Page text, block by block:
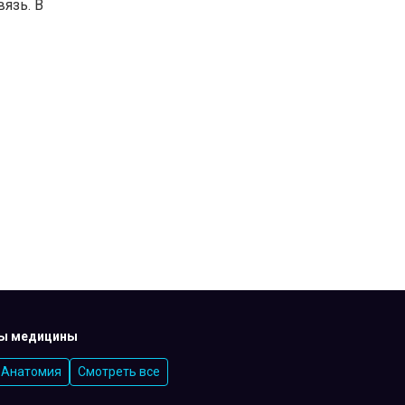
В
медицины
Анатомия Смотреть все